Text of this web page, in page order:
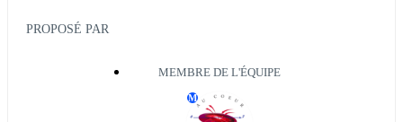
PROPOSÉ PAR
MEMBRE DE L'ÉQUIPE
M